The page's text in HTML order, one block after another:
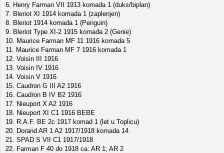
6. Henry Farman VII 1913 komada 1 (duks/biplan)
7. Bleriot XI 1914 komada 1 (zaplenjen)
8. Bleriot 1914 komada 1 (Penguin)
9. Bleriot Type XI-2 1915 komada 2 (Genie)
10. Maurice Farman MF 11 1916 komada 5
11. Maurice Farman MF 7 1916 komada 1
12. Voisin III 1916
13. Voisin IV 1916
14. Voisin V 1916
15. Caudron G III A2 1916
16. Caudron B IV B2 1916
17. Nieuport X A2 1916
18. Nieuport XI C1 1916 BEBE
19. R.A.F. BE 2c 1917 komad 1 (let u Toplicu)
20. Dorand AR 1 A2 1917/1918 komada 14
21. SPAD S VII C1 1917/1918
22. Farman F 40 do 1918 ca: AR 1; AR 2